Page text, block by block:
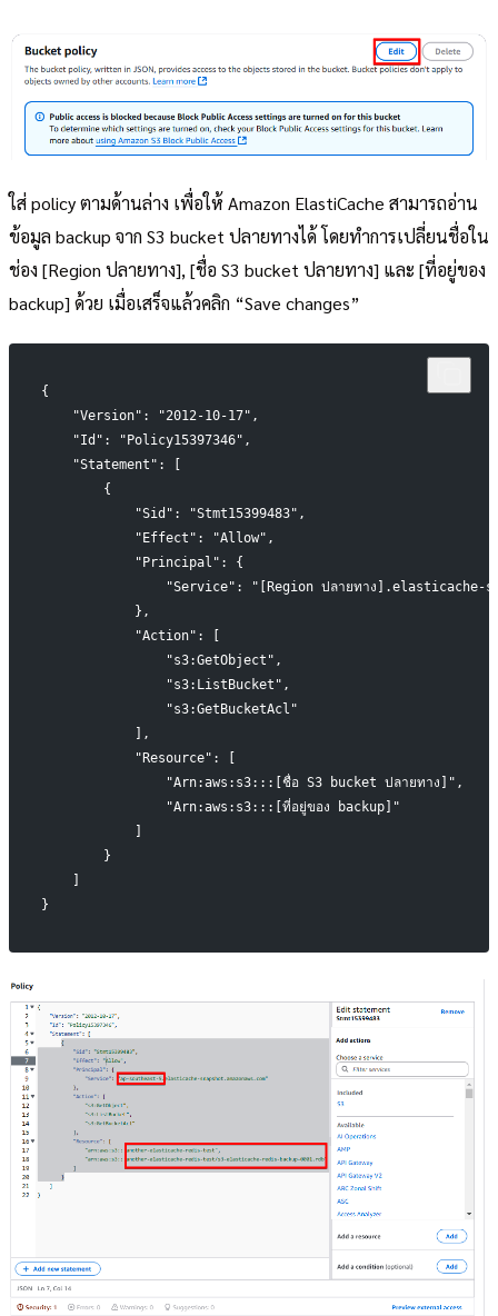
ใส่ policy ตามด้านล่าง เพื่อให้ Amazon ElastiCache สามารถอ่าน
ข้อมูล backup จาก S3 bucket ปลายทางได้ โดยทำการเปลี่ยนชื่อใน
ช่อง [Region ปลายทาง], [ชื่อ S3 bucket ปลายทาง] และ [ที่อยู่ของ
backup] ด้วย เมื่อเสร็จแล้วคลิก “Save changes”
{
    "Version": "2012-10-17",
    "Id": "Policy15397346",
    "Statement": [
        {
            "Sid": "Stmt15399483",
            "Effect": "Allow",
            "Principal": {
"Service": "[Region ปลายทาง].elasticache-
            },
            "Action": [
                "s3:GetObject",
                "s3:ListBucket",
                "s3:GetBucketAcl"
            ],
            "Resource": [
                "Arn:aws:s3:::[ชื่อ S3 bucket ปลายทาง]",
                "Arn:aws:s3:::[ที่อยู่ของ backup]"
            ]
        }
    ]
}